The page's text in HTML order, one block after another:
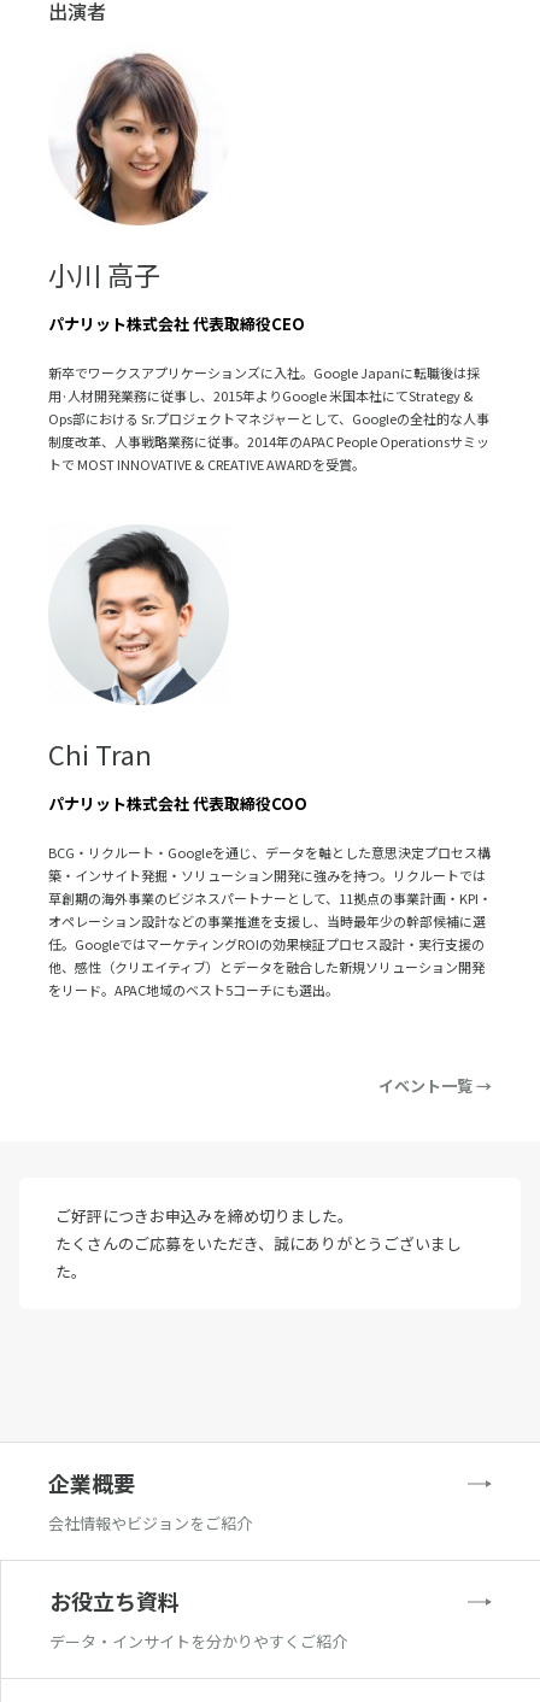
出演者
小川 高子
パナリット株式会社 代表取締役CEO
新卒でワークスアプリケーションズに入社。Google Japanに転職後は採
用·人材開発業務に従事し、2015年よりGoogle 米国本社にてStrategy &
Ops部における Sr.プロジェクトマネジャーとして、Googleの全社的な人事
制度改革、人事戦略業務に従事。2014年のAPAC People Operationsサミッ
トで MOST INNOVATIVE & CREATIVE AWARDを受賞。
Chi Tran
パナリット株式会社 代表取締役COO
BCG・リクルート・Googleを通じ、データを軸とした意思決定プロセス構
築・インサイト発掘・ソリューション開発に強みを持つ。リクルートでは
草創期の海外事業のビジネスパートナーとして、11拠点の事業計画・KPI・
オペレーション設計などの事業推進を支援し、当時最年少の幹部候補に選
任。GoogleではマーケティングROIの効果検証プロセス設計・実行支援の
他、感性（クリエイティブ）とデータを融合した新規ソリューション開発
をリード。APAC地域のベスト5コーチにも選出。
イベント一覧 →
ご好評につきお申込みを締め切りました。
たくさんのご応募をいただき、誠にありがとうございまし
た。
企業概要
会社情報やビジョンをご紹介
お役立ち資料
データ・インサイトを分かりやすくご紹介